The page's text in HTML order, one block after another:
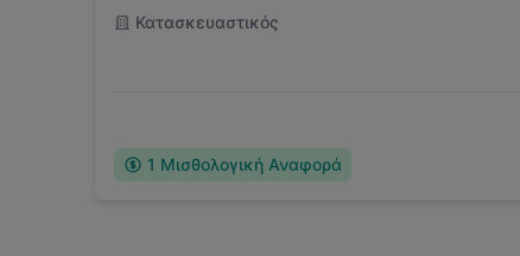
Κατασκευαστικός
1 Μισθολογική Αναφορά